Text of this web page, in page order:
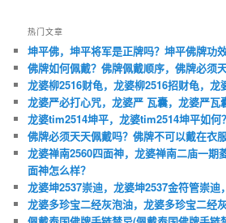
热门文章
坤平佛，坤平将军是正牌吗？坤平佛牌功
佛牌如何佩戴？佛牌佩戴顺序，佛牌必须
龙婆柳2516财龟，龙婆柳2516招财龟，龙
龙婆严必打心咒，龙婆严 瓦囊，龙婆严瓦
龙婆tim2514坤平，龙婆tim2514坤平如何
佛牌必须天天佩戴吗？佛牌不可以戴在衣
龙婆禅南2560四面神，龙婆禅南二庙一期
面神怎么样？
龙婆坤2537崇迪，龙婆坤2537金符管崇迪
龙婆多珍宝二经灰泡油，龙婆多珍宝二经